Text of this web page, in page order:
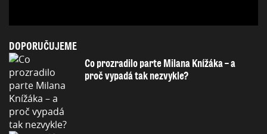
DOPORUČUJEME
Co prozradilo parte Milana Knížáka – a
proč vypadá tak nezvykle?